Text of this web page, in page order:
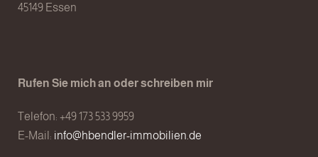
45149 Essen
Rufen Sie mich an oder schreiben mir
Telefon: +49 173 533 9959
E-Mail: info@hbendler-immobilien.de